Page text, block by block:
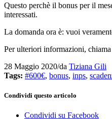
Questo perchè il bonus per il
interessati.
La domanda ora è: vuoi
Per ulteriori informazioni,
28 Maggio 2020/da Tiziana Gili
Tags: #600€, bonus, inps,
Condividi questo articolo
Condividi su Facebook